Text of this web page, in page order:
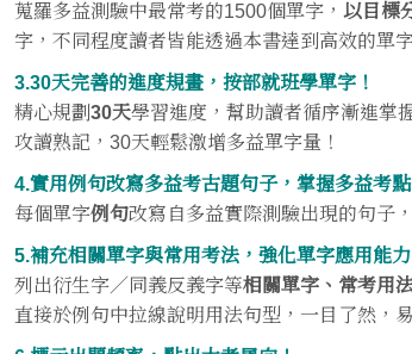
蒐羅多益測驗中最常考的1500個單字，以目標
字，不同程度讀者皆能透過本書達到高效的單
3.30天完善的進度規畫，按部就班學單字！
精心規劃30天學習進度，幫助讀者循序漸進掌
攻讀熟記，30天輕鬆激增多益單字量！
4.實用例句改寫多益考古題句子，掌握多益考點
每個單字例句改寫自多益實際測驗出現的句子
5.補充相關單字與常用考法，強化單字應用能力
列出衍生字／同義反義字等相關單字、常考用
直接於例句中拉線說明用法句型，一目了然，